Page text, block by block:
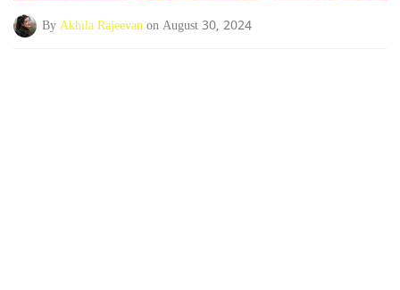
By Akhila Rajeevan on August 30, 2024